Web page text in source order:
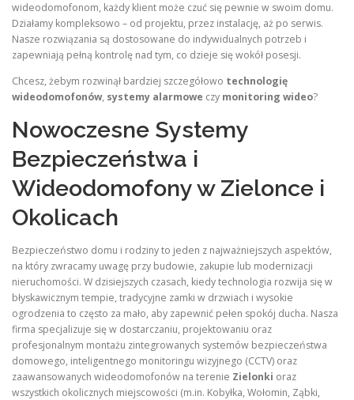
wideodomofonom, każdy klient może czuć się pewnie w swoim domu.
Działamy kompleksowo – od projektu, przez instalację, aż po serwis.
Nasze rozwiązania są dostosowane do indywidualnych potrzeb i
zapewniają pełną kontrolę nad tym, co dzieje się wokół posesji.
Chcesz, żebym rozwinął bardziej szczegółowo technologię
wideodomofonów, systemy alarmowe czy monitoring wideo?
Nowoczesne Systemy
Bezpieczeństwa i
Wideodomofony w Zielonce i
Okolicach
Bezpieczeństwo domu i rodziny to jeden z najważniejszych aspektów,
na który zwracamy uwagę przy budowie, zakupie lub modernizacji
nieruchomości. W dzisiejszych czasach, kiedy technologia rozwija się w
błyskawicznym tempie, tradycyjne zamki w drzwiach i wysokie
ogrodzenia to często za mało, aby zapewnić pełen spokój ducha. Nasza
firma specjalizuje się w dostarczaniu, projektowaniu oraz
profesjonalnym montażu zintegrowanych systemów bezpieczeństwa
domowego, inteligentnego monitoringu wizyjnego (CCTV) oraz
zaawansowanych wideodomofonów na terenie Zielonki oraz
wszystkich okolicznych miejscowości (m.in. Kobyłka, Wołomin, Ząbki,